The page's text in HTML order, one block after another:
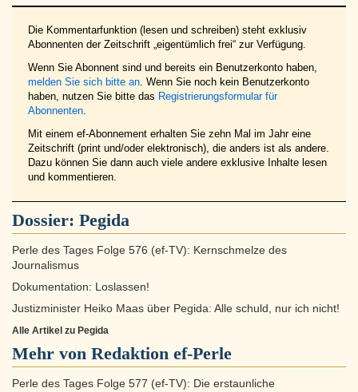
Die Kommentarfunktion (lesen und schreiben) steht exklusiv
Abonnenten der Zeitschrift „eigentümlich frei“ zur Verfügung.
Wenn Sie Abonnent sind und bereits ein Benutzerkonto haben,
melden Sie sich bitte an. Wenn Sie noch kein Benutzerkonto
haben, nutzen Sie bitte das Registrierungsformular für
Abonnenten.
Mit einem ef-Abonnement erhalten Sie zehn Mal im Jahr eine
Zeitschrift (print und/oder elektronisch), die anders ist als andere.
Dazu können Sie dann auch viele andere exklusive Inhalte lesen
und kommentieren.
Dossier: Pegida
Perle des Tages Folge 576 (ef-TV): Kernschmelze des
Journalismus
Dokumentation: Loslassen!
Justizminister Heiko Maas über Pegida: Alle schuld, nur ich nicht!
Alle Artikel zu Pegida
Mehr von Redaktion ef-Perle
Perle des Tages Folge 577 (ef-TV): Die erstaunliche